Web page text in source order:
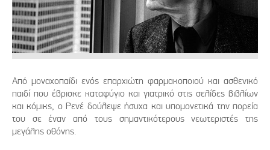
Από μοναχοπαίδι ενός επαρχιώτη φαρμακοποιού και ασθενικό
παιδί που έβρισκε καταφύγιο και γιατρικό στις σελίδες βιβλίων
και κόμικς, ο Ρενέ δούλεψε ήσυχα και υπομονετικά την πορεία
του σε έναν από τους σημαντικότερους νεωτεριστές της
μεγάλης οθόνης.